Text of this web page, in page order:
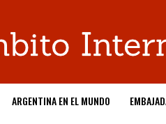
ARGENTINA EN EL MUNDO